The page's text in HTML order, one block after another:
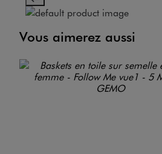
Vous aimerez aussi